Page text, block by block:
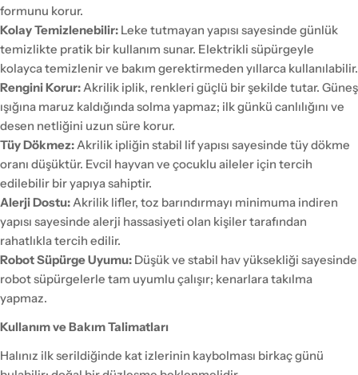
formunu korur.
Kolay Temizlenebilir: Leke tutmayan yapısı sayesinde günlük
temizlikte pratik bir kullanım sunar. Elektrikli süpürgeyle
kolayca temizlenir ve bakım gerektirmeden yıllarca kullanılabilir.
Rengini Korur:Akrilik iplik, renkleri güçlü bir şekilde tutar. Güneş
ışığına maruz kaldığında solma yapmaz; ilk günkü canlılığını ve
desen netliğini uzun süre korur.
Tüy Dökmez:Akrilik ipliğin stabil lif yapısı sayesinde tüy dökme
oranı düşüktür. Evcil hayvan ve çocuklu aileler için tercih
edilebilir bir yapıya sahiptir.
Alerji Dostu:Akrilik lifler, toz barındırmayı minimuma indiren
yapısı sayesinde alerji hassasiyeti olan kişiler tarafından
rahatlıkla tercih edilir.
Robot Süpürge Uyumu: Düşük ve stabil hav yüksekliği sayesinde
robot süpürgelerle tam uyumlu çalışır; kenarlara takılma
yapmaz.
Kullanım ve Bakım Talimatları
Halınız ilk serildiğinde kat izlerinin kaybolması birkaç günü